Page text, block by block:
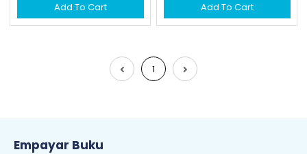
Add To Cart Add To Cart
1
Empayar Buku